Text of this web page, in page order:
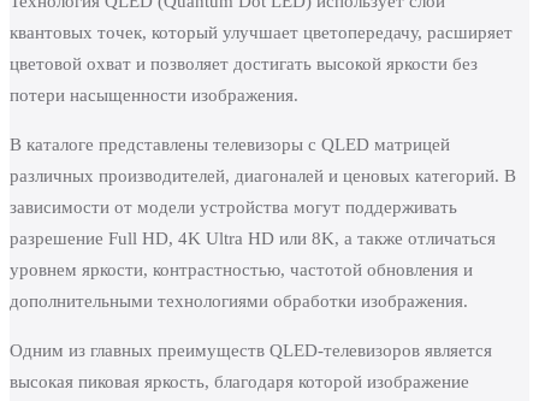
квантовых точек, который улучшает цветопередачу, расширяет
цветовой охват и позволяет достигать высокой яркости без
потери насыщенности изображения.
В каталоге представлены телевизоры с QLED матрицей
различных производителей, диагоналей и ценовых категорий. В
зависимости от модели устройства могут поддерживать
разрешение Full HD, 4K Ultra HD или 8K, а также отличаться
уровнем яркости, контрастностью, частотой обновления и
дополнительными технологиями обработки изображения.
Одним из главных преимуществ QLED-телевизоров является
высокая пиковая яркость, благодаря которой изображение